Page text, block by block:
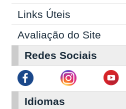
Links Úteis
Avaliação do Site
Redes Sociais
Idiomas